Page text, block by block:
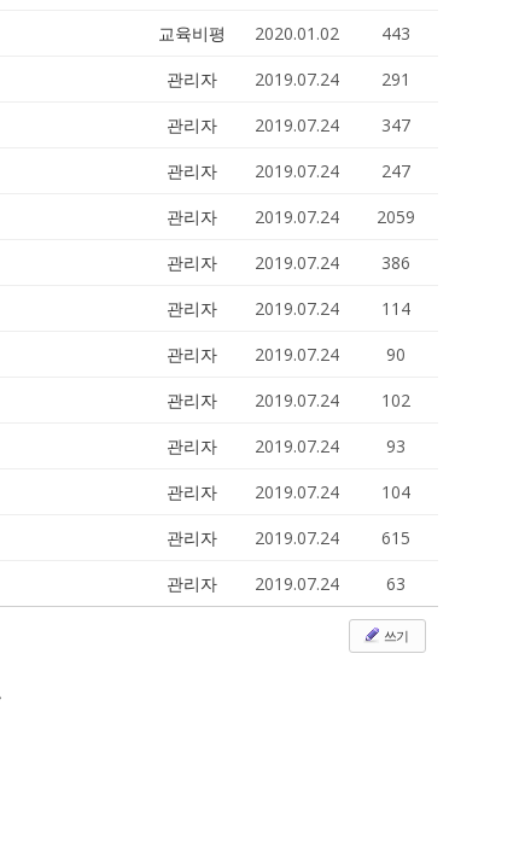
교육비평 2020.01.02
443
관리자 2019.07.24
291
관리자 2019.07.24
347
관리자 2019.07.24
247
관리자 2019.07.24
2059
관리자 2019.07.24
386
관리자 2019.07.24
114
관리자 2019.07.24
90
관리자 2019.07.24
102
관리자 2019.07.24
93
관리자 2019.07.24
104
관리자 2019.07.24
615
관리자 2019.07.24 63
쓰기